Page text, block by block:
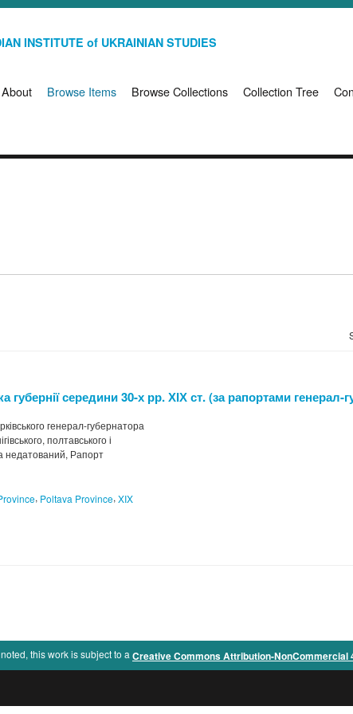
INSTITUTE of UKRAINIAN STUDIES
About Browse Items Browse Collections Collection Tree
губернії середини 30-х рр. ХІХ ст. (за рапортами
генерал-губернатора
полтавського і
недатований, Рапорт
, Poltava Province, XIX
this work is subject to a Creative Commons Attribution-NonCommercial